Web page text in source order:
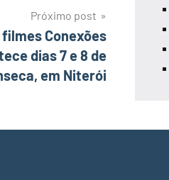
Próximo post
Conexões
dias 7 e 8 de
em Niterói